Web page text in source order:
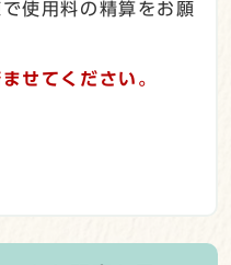
使用料の精算をお願
せてください。